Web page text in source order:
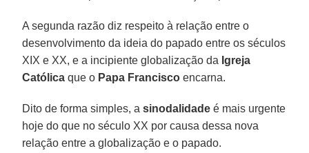
A segunda razão diz respeito à relação entre o
desenvolvimento da ideia do papado entre os séculos
XIX e XX, e a incipiente globalização da Igreja
Católica que o Papa Francisco encarna.
Dito de forma simples, asinodalidade é mais urgente
hoje do que no século XX por causa dessa nova
relação entre a globalização e o papado.